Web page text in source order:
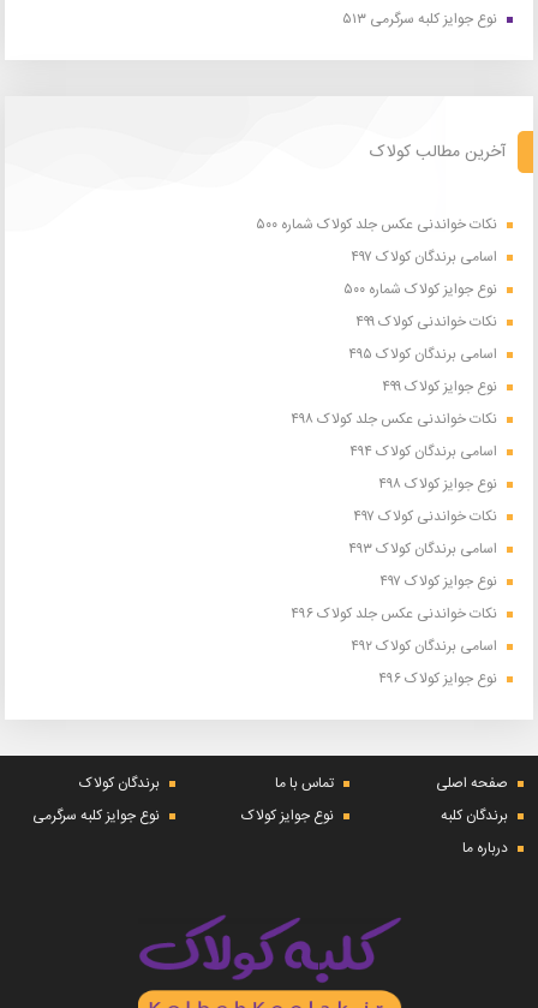
نوع جوایز کلبه سرگرمی ۵۱۳
آخرین مطالب کولاک
نکات خواندنی عکس جلد کولاک شماره ۵۰۰
اسامی برندگان کولاک ۴۹۷
نوع جوایز کولاک شماره ۵۰۰
نکات خواندنی کولاک ۴۹۹
اسامی برندگان کولاک ۴۹۵
نوع جوایز کولاک ۴۹۹
نکات خواندنی عکس جلد کولاک ۴۹۸
اسامی برندگان کولاک ۴۹۴
نوع جوایز کولاک ۴۹۸
نکات خواندنی کولاک ۴۹۷
اسامی برندگان کولاک ۴۹۳
نوع جوایز کولاک ۴۹۷
نکات خواندنی عکس جلد کولاک ۴۹۶
اسامی برندگان کولاک ۴۹۲
نوع جوایز کولاک ۴۹۶
صفحه اصلی تماس با ما
برندگان کولاک
برندگان کلبه
نوع جوایز کولاک
نوع جوایز کلبه سرگرمی
درباره ما